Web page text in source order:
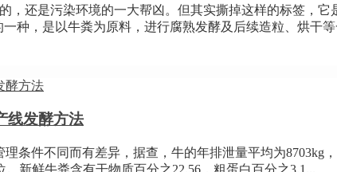
，还是污染环境的一大帮凶。但其实撕掉这样的标签，
种，是以牛粪为原料，进行腐熟发酵及后续造粒、烘干
线发酵方法
条件不同而有差异，据查，牛的年排泄量平均为8703kg
新鲜牛粪含有干物质百分之22.56，粗蛋白百分之3.1...